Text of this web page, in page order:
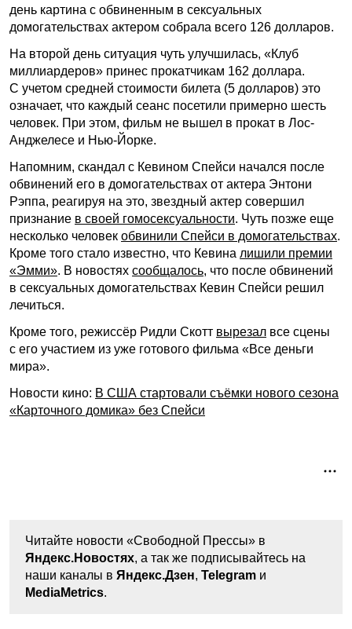
день картина с обвиненным в сексуальных
домогательствах актером собрала всего 126 долларов.
На второй день ситуация чуть улучшилась, «Клуб
миллиардеров» принес прокатчикам 162 доллара.
С учетом средней стоимости билета (5 долларов) это
означает, что каждый сеанс посетили примерно шесть
человек. При этом, фильм не вышел в прокат в Лос-
Анджелесе и Нью-Йорке.
Напомним, скандал с Кевином Спейси начался после
обвинений его в домогательствах от актера Энтони
Рэппа, реагируя на это, звездный актер совершил
признание в своей гомосексуальности. Чуть позже еще
несколько человек обвинили Спейси в домогательствах.
Кроме того стало известно, что Кевина лишили премии
«Эмми». В новостях сообщалось, что после обвинений
в сексуальных домогательствах Кевин Спейси решил
лечиться.
Кроме того, режиссёр Ридли Скотт вырезал все сцены
с его участием из уже готового фильма «Все деньги
мира».
Новости кино: В США стартовали съёмки нового сезона
«Карточного домика» без Спейси
Читайте новости «Свободной Прессы» в
Яндекс.Новостях, а так же подписывайтесь на
наши каналы в Яндекс.Дзен, Telegram и
MediaMetrics.